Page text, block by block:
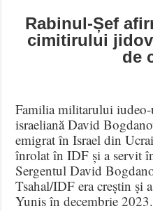
Rabinul-Șef
cimitirului
de
Familia militarului iudeo-
israeliană David
emigrat în Israel din
înrolat în IDF și a servit
Sergentul David
Tsahal/IDF era creștin și
Yunis în decembrie 2023.